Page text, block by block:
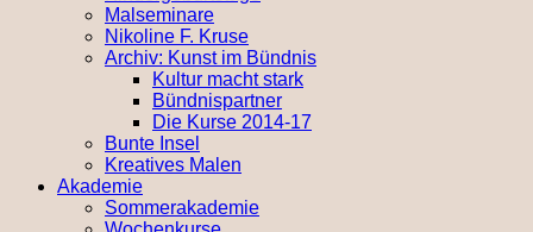
Malseminare
Nikoline F. Kruse
Archiv: Kunst im Bündnis
Kultur macht stark
Bündnispartner
Die Kurse 2014-17
Bunte Insel
Kreatives Malen
Akademie
Sommerakademie